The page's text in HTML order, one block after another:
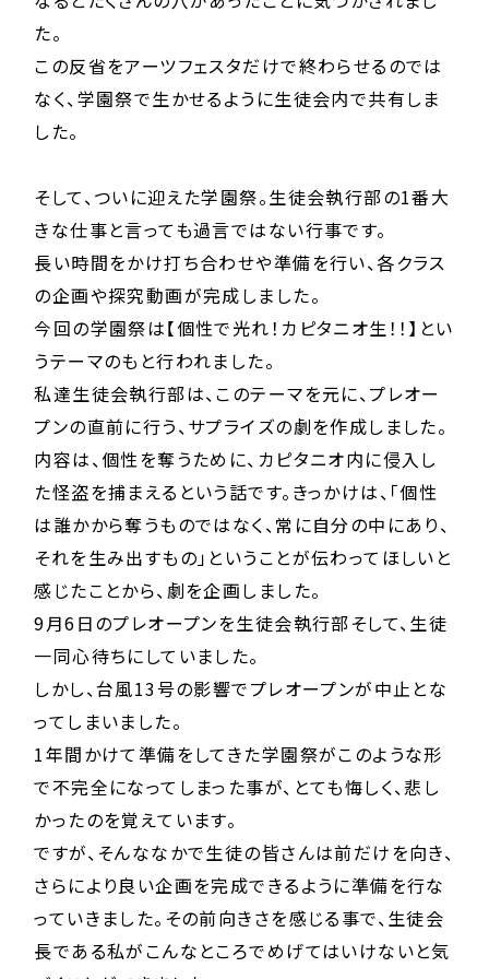
た。
この反省をアーツフェスタだけで終わらせるのでは
なく、学園祭で生かせるように生徒会内で共有しま
した。
そして、ついに迎えた学園祭。生徒会執行部の1番大
きな仕事と言っても過言ではない行事です。
長い時間をかけ打ち合わせや準備を行い、各クラス
の企画や探究動画が完成しました。
今回の学園祭は【個性で光れ！カピタニオ生！！】とい
うテーマのもと行われました。
私達生徒会執行部は、このテーマを元に、プレオー
プンの直前に行う、サプライズの劇を作成しました。
内容は、個性を奪うために、カピタニオ内に侵入し
た怪盗を捕まえるという話です。きっかけは、「個性
は誰かから奪うものではなく、常に自分の中にあり、
それを生み出すもの」ということが伝わってほしいと
感じたことから、劇を企画しました。
9月6日のプレオープンを生徒会執行部そして、生徒
一同心待ちにしていました。
しかし、台風13号の影響でプレオープンが中止とな
ってしまいました。
1年間かけて準備をしてきた学園祭がこのような形
で不完全になってしまった事が、とても悔しく、悲し
かったのを覚えています。
ですが、そんななかで生徒の皆さんは前だけを向き、
さらにより良い企画を完成できるように準備を行な
っていきました。その前向きさを感じる事で、生徒会
長である私がこんなところでめげてはいけないと気